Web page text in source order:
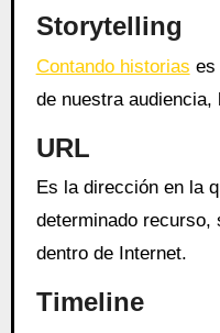
Storytelling
Contando historias es
de nuestra
URL
Es la dirección en la
determinado recurso,
dentro de Internet.
Timeline